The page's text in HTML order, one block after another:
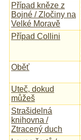
Případ kněze z
Bojné / Zločiny na
Velké Moravě
Případ Collini
Oběť
Uteč, dokud
můžeš
Strašidelná
knihovna /
Ztracený duch